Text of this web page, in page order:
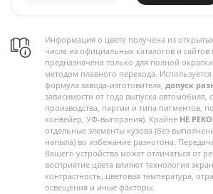
Информация о цвете получена из
числе из официальных каталогов и сайтов
предназначена только для полной
методом плавного перехода.
формула завода-изготовителя, допуск
зависимости от года выпуска автомобиля,
производства, партии и типа пигментов,
конвейер, УФ-выгорания). Крайне НЕ
отдельные элементы кузова (без
напыла) во избежание разнотона.
Вашего устройства может отличаться от
восприятие цвета влияют технология
контрастность, цветовая температура,
освещения и иные факторы.